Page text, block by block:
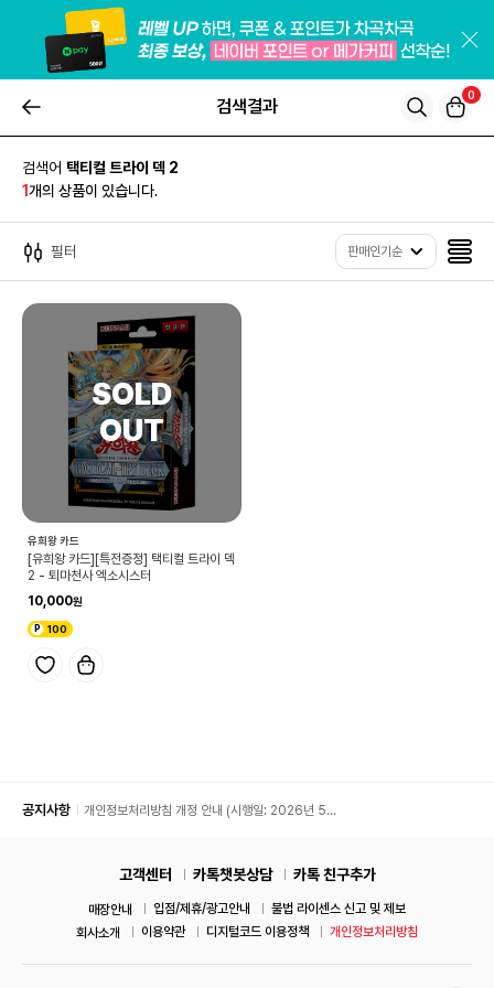
검색결과
0
검색어 택티컬 트라이 덱 2
1개의 상품이 있습니다.
필터 판매인기순
유희왕 카드
[유희왕 카드][특전증정] 택티컬 트라이 덱
2 - 퇴마천사 엑소시스터
10,000
100
공지사항
개인정보처리방침 개정 안내 (시행일: 2026년 5월
고객센터 카톡챗봇상담 카톡 친구추가
매장안내 입점/제휴/광고안내
불법 라이센스 신고 및 제보
회사소개
이용약관 디지털코드 이용정책 개인정보처리방침